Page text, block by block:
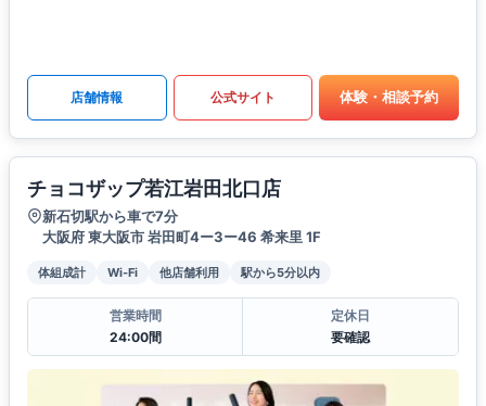
店舗情報 公式サイト 体験・相談予約
チョコザップ若江岩田北口店
新石切駅から車で7分
大阪府 東大阪市 岩田町4ー3ー46 希来里 1F
体組成計 Wi-Fi 他店舗利用 駅から5分以内
営業時間
24:00間
定休日
要確認